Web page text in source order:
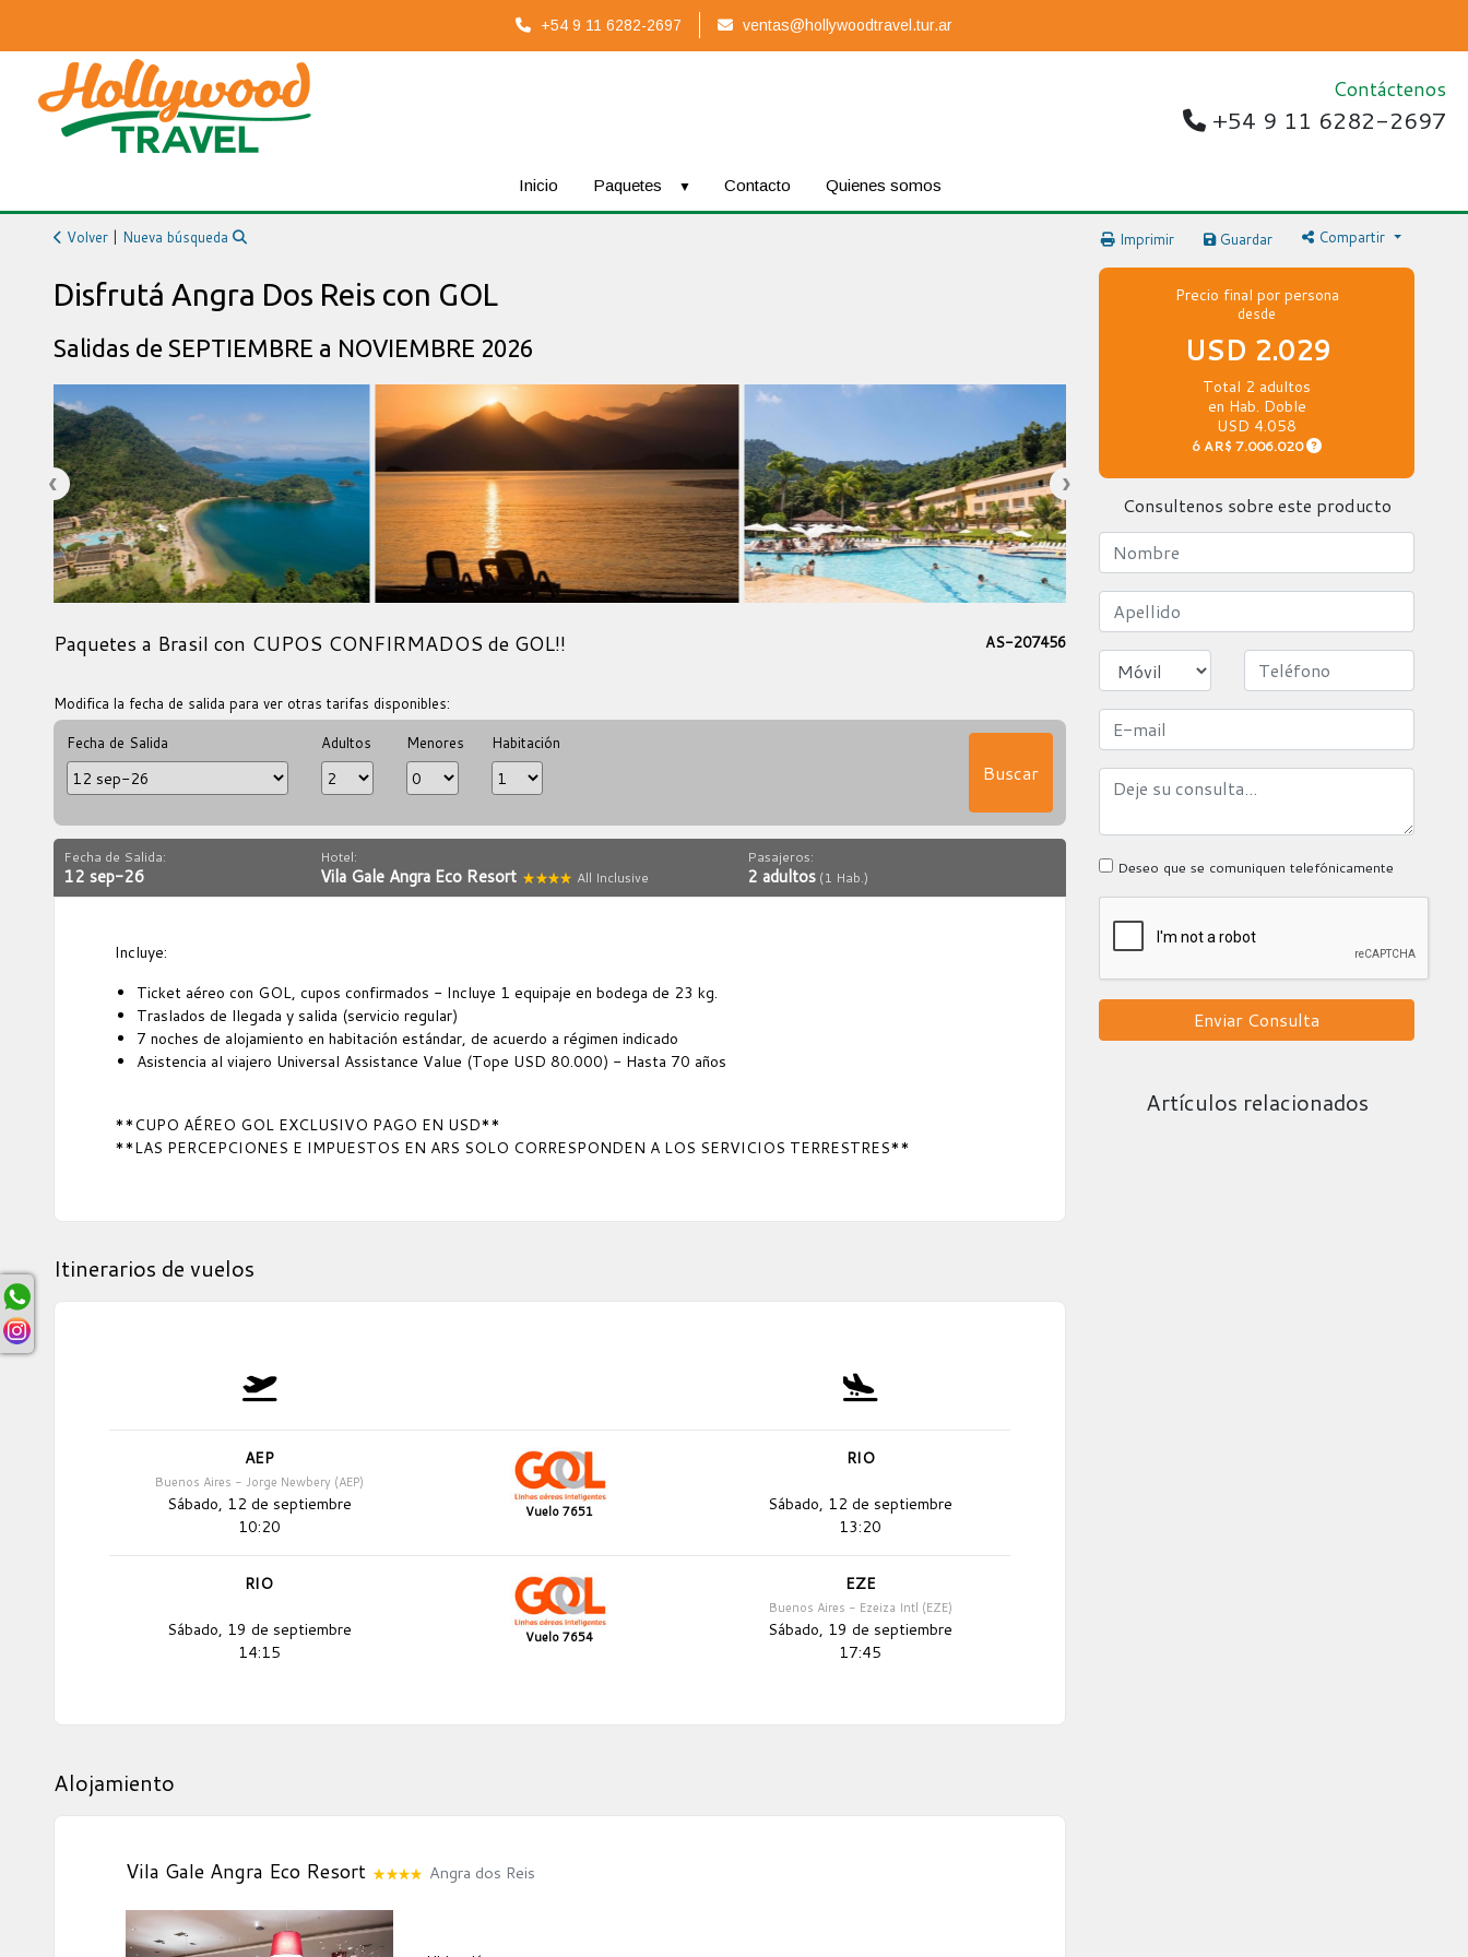
+54 9 11 6282-2697 ventas@hollywoodtravel.tur.ar
Contáctenos
+54 9 11 6282-2697
Inicio Paquetes Contacto Quienes somos
Volver| Nueva búsqueda Imprimir Guardar Compartir
Disfrutá Angra Dos Reis con GOL
Salidas de SEPTIEMBRE a NOVIEMBRE 2026
Paquetes a Brasil con CUPOS CONFIRMADOS de GOL!! AS-207456
Modifica la fecha de salida para ver otras tarifas disponibles:
Fecha de Salida
Adultos Menores Habitación
Buscar
Fecha de Salida:
12 sep-26
Hotel:
Vila Gale Angra Eco Resort All Inclusive
Pasajeros:
2 adultos(1 Hab.)
Incluye:
Ticket aéreo con GOL, cupos confirmados - Incluye 1 equipaje en bodega de 23 kg.
Traslados de llegada y salida (servicio regular)
7 noches de alojamiento en habitación estándar, de acuerdo a régimen indicado
Asistencia al viajero Universal Assistance Value (Tope USD 80.000) - Hasta 70 años
**CUPO AÉREO GOL EXCLUSIVO PAGO EN USD**
**LAS PERCEPCIONES E IMPUESTOS EN ARS SOLO CORRESPONDEN A LOS SERVICIOS TERRESTRES**
Itinerarios de vuelos
AEP
Buenos Aires - Jorge Newbery (AEP)
Sábado, 12 de septiembre
10:20
Vuelo 7651
RIO
Sábado, 12 de septiembre
13:20
RIO
Sábado, 19 de septiembre
14:15
Vuelo 7654
EZE
Buenos Aires - Ezeiza Intl (EZE)
Sábado, 19 de septiembre
17:45
Alojamiento
Vila Gale Angra Eco Resort Angra dos Reis
Precio final por persona
desde
USD 2.029
Total 2 adultos
en Hab. Doble
USD 4.058
óAR$ 7.006.020
Consultenos sobre este producto
Deseo que se comuniquen telefónicamente
Enviar Consulta
Artículos relacionados